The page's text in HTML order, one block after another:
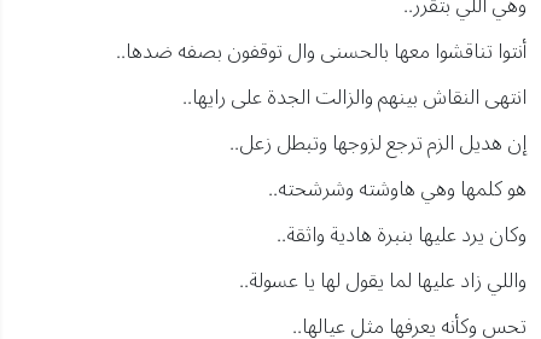
أنتوا تناقشوا معها بالحسنى وال توقفون بصفه ضدها..
انتهى النقاش بينهم والزالت الجدة على رايها..
إن هديل الزم ترجع لزوجها وتبطل زعل..
هو كلمها وهي هاوشته وشرشحته..
وكان يرد عليها بنبرة هادية واثقة..
واللي زاد عليها لما يقول لها يا عسولة..
تحس وكأنه يعرفها مثل عيالها..